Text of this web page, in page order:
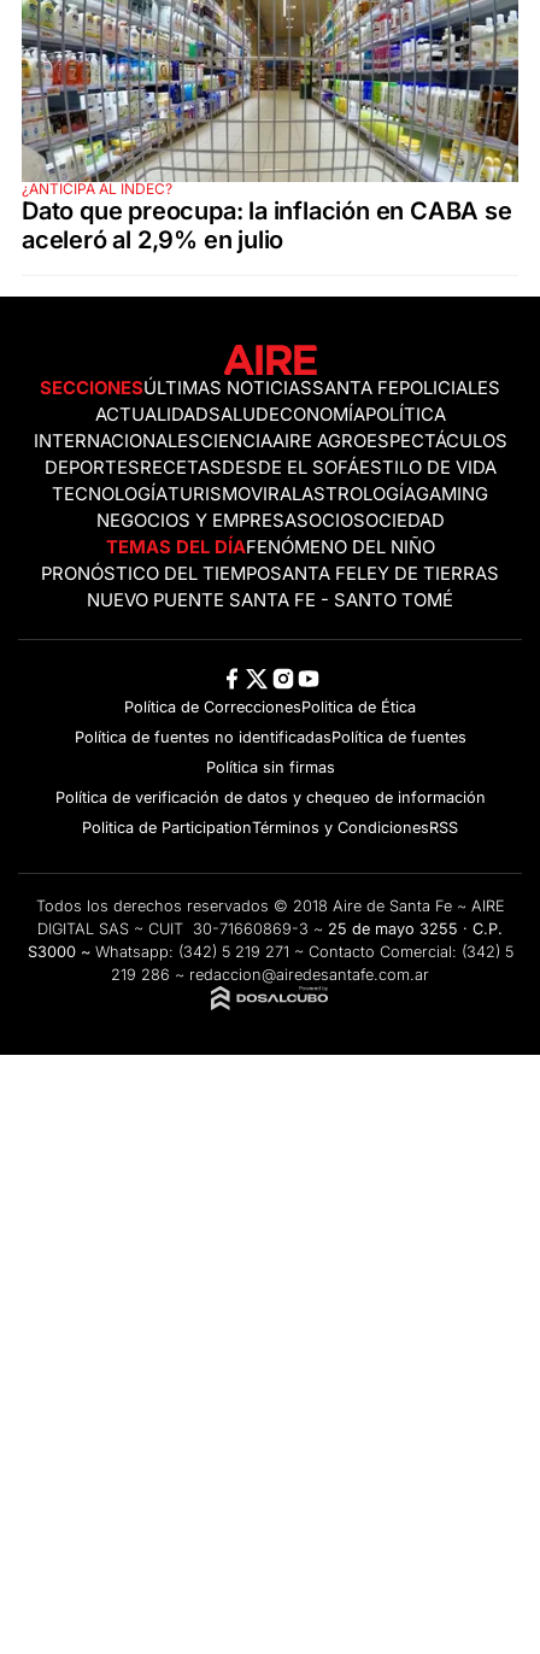
¿ANTICIPA AL INDEC?
Dato que preocupa: la inflación en CABA se
aceleró al 2,9% en julio
SECCIONESÚLTIMAS NOTICIASSANTA FEPOLICIALES
ACTUALIDADSALUDECONOMÍAPOLÍTICA
INTERNACIONALESCIENCIAAIRE AGROESPECTÁCULOS
DEPORTESRECETASDESDE EL SOFÁESTILO DE VIDA
TECNOLOGÍATURISMOVIRALASTROLOGÍAGAMING
NEGOCIOS Y EMPRESASOCIOSOCIEDAD
TEMAS DEL DÍAFENÓMENO DEL NIÑO
PRONÓSTICO DEL TIEMPOSANTA FELEY DE TIERRAS
NUEVO PUENTE SANTA FE - SANTO TOMÉ
Política de CorreccionesPolitica de Ética
Política de fuentes no identificadasPolítica de fuentes
Política sin firmas
Política de verificación de datos y chequeo de información
Politica de ParticipationTérminos y CondicionesRSS
Todos los derechos reservados © 2018 Aire de Santa Fe ~ AIRE
DIGITAL SAS ~ CUIT 30-71660869-3 ~ 25 de mayo 3255 · C.P.
S3000 ~ Whatsapp: (342) 5 219 271 ~ Contacto Comercial: (342) 5
219 286 ~ redaccion@airedesantafe.com.ar